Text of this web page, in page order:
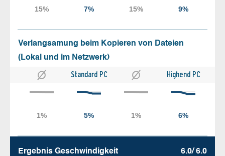
Verlangsamung beim Kopieren von Dateien
(Lokal und im Netzwerk)
Standard PC Highend PC
Ergebnis Geschw­indigkeit 6.0/ 6.0